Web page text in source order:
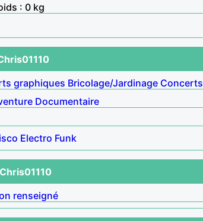
: 0 kg
graphiques Bricolage/Jardinage Concerts
Documentaire
Electro Funk
renseigné